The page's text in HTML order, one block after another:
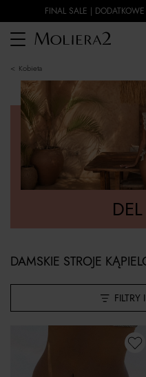
FINAL SALE |
Toggle
navigation
kobieta
DAMSKIE STROJE